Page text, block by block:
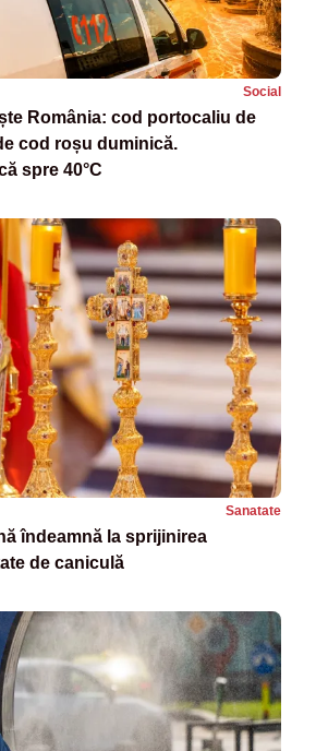
Social
România: cod portocaliu de
cod roșu duminică.
spre 40°C
Sanatate
îndeamnă la sprijinirea
de caniculă